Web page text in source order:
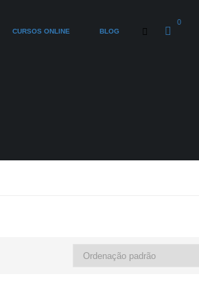
CURSOS ONLINE BLOG
0